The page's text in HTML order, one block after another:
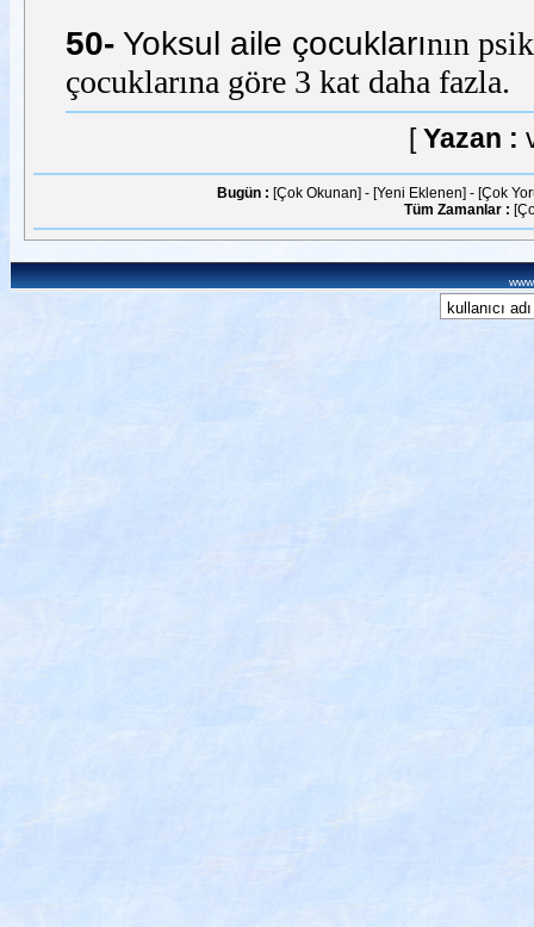
50- Yoksul aile çocuklarının
çocuklarına göre 3 kat daha fazla.
[Yazan :
Bugün : [Çok Okunan] - [Yeni Eklenen] - [Çok
Tüm Zamanlar :